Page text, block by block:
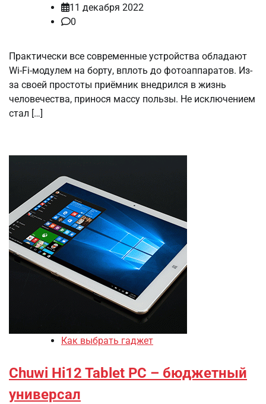
11 декабря 2022
0
Практически все современные устройства обладают
Wi-Fi-модулем на борту, вплоть до фотоаппаратов. Из-
за своей простоты приёмник внедрился в жизнь
человечества, принося массу пользы. Не исключением
стал […]
Как выбрать гаджет
Chuwi Hi12 Tablet PC – бюджетный
универсал